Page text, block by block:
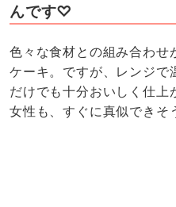
んです♡
色々な食材との組み合わせ
ケーキ。ですが、レンジで
だけでも十分おいしく仕
女性も、すぐに真似できそ